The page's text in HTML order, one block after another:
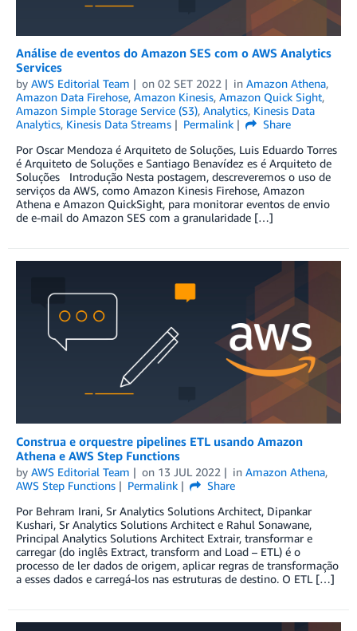
Análise de eventos do Amazon SES com o AWS Analytics
Services
by AWS Editorial Team on 02 SET 2022 in Amazon Athena,
Amazon Data Firehose, Amazon Kinesis, Amazon Quick Sight,
Amazon Simple Storage Service (S3), Analytics, Kinesis Data
Analytics, Kinesis Data Streams Permalink
Share
Por Oscar Mendoza é Arquiteto de Soluções, Luis Eduardo Torres
é Arquiteto de Soluções e Santiago Benavídez es é Arquiteto de
Soluções Introdução Nesta postagem, descreveremos o uso de
serviços da AWS, como Amazon Kinesis Firehose, Amazon
Athena e Amazon QuickSight, para monitorar eventos de envio
de e-mail do Amazon SES com a granularidade […]
Construa e orquestre pipelines ETL usando Amazon
Athena e AWS Step Functions
by AWS Editorial Team on 13 JUL 2022 in Amazon Athena,
AWS Step Functions
Permalink
Share
Por Behram Irani, Sr Analytics Solutions Architect, Dipankar
Kushari, Sr Analytics Solutions Architect e Rahul Sonawane,
Principal Analytics Solutions Architect Extrair, transformar e
carregar (do inglês Extract, transform and Load – ETL) é o
processo de ler dados de origem, aplicar regras de transformação
a esses dados e carregá-los nas estruturas de destino. O ETL […]